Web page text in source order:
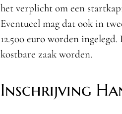
het verplicht om een
Eventueel mag dat ook in
12.500 euro worden
kostbare zaak worden.
Inschrijving